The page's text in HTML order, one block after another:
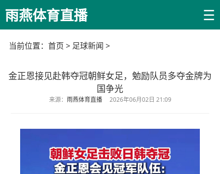
雨燕体育直播 ☰
当前位置： 首页 > 足球新闻 >
金正恩接见赴韩夺冠朝鲜女足，勉励队员多夺金牌为
国争光
来源： 雨燕体育直播 2026年06月02日 21:09